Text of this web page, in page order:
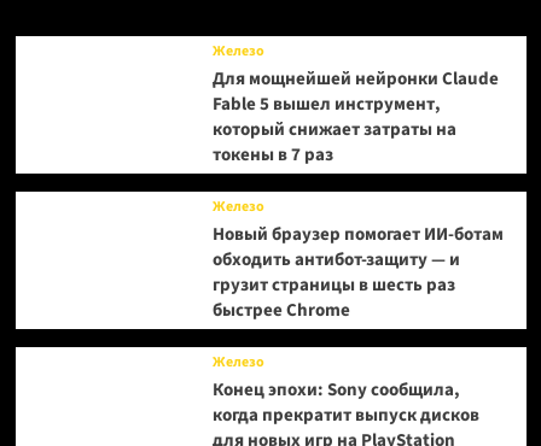
Железо
Для мощнейшей нейронки Claude
Fable 5 вышел инструмент,
который снижает затраты на
токены в 7 раз
Железо
Новый браузер помогает ИИ-ботам
обходить антибот-защиту — и
грузит страницы в шесть раз
быстрее Chrome
Железо
Конец эпохи: Sony сообщила,
когда прекратит выпуск дисков
для новых игр на PlayStation